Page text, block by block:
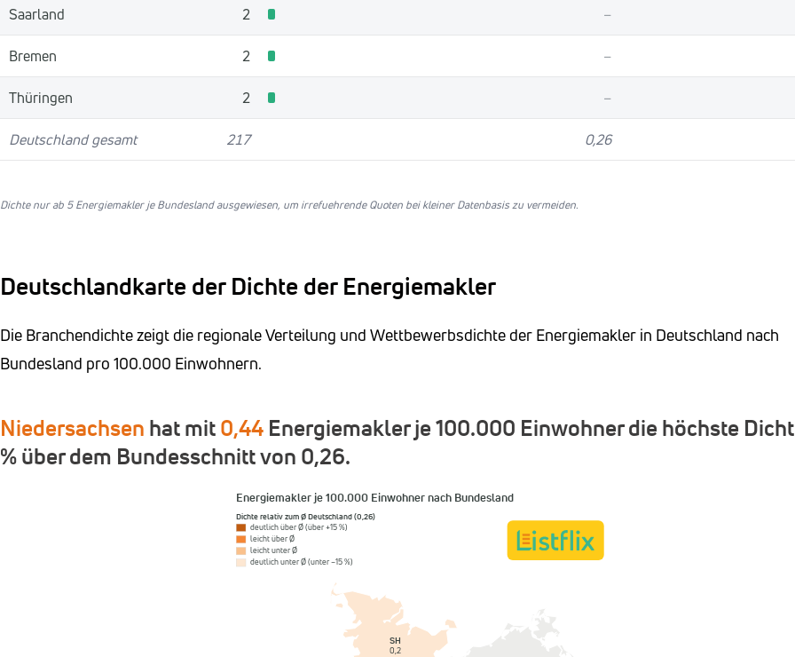
Saarland 2 –
Bremen 2 –
Thüringen 2 –
Deutschland gesamt 217 0,26
Dichte nur ab 5 Energiemakler je Bundesland ausgewiesen, um irrefuehrende Quoten bei kleiner Datenbasis zu vermeiden.
Deutschlandkarte der Dichte der Energiemakler
Die Branchendichte zeigt die regionale Verteilung und Wettbewerbsdichte der Energiemakler in Deutschland nach
Bundesland pro 100.000 Einwohnern.
Niedersachsen hat mit0,44 Energiemakler je 100.000 Einwohner die höchste
% über dem Bundesschnitt von 0,26.
Energiemakler je 100.000 Einwohner nach Bundesland
Dichte relativ zum Ø Deutschland (0,26)
deutlich über Ø (über +15 %)
leicht über Ø
leicht unter Ø
deutlich unter Ø (unter −15 %)
SH
0,2